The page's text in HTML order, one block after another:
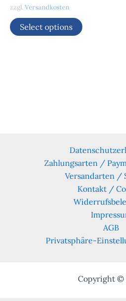
zzgl. Versandkosten
Select options
Zahlungsarten /
Versandarten /
Kontakt /
AGB
Privatsphäre-
Copyright ©